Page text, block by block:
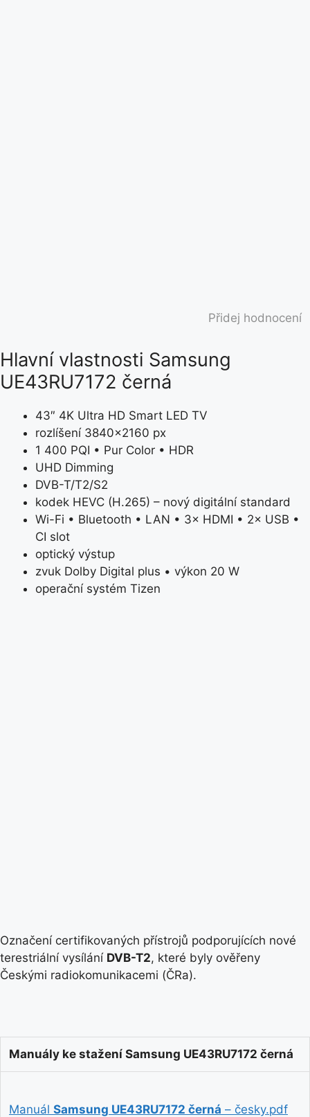
Přidej hodnocení
Hlavní vlastnosti Samsung
UE43RU7172 černá
43″ 4K Ultra HD Smart LED TV
rozlíšení 3840×2160 px
1 400 PQI • Pur Color • HDR
UHD Dimming
DVB-T/T2/S2
kodek HEVC (H.265) – nový digitální standard
Wi-Fi • Bluetooth • LAN • 3× HDMI • 2× USB •
CI slot
optický výstup
zvuk Dolby Digital plus • výkon 20 W
operační systém Tizen
Označení certifikovaných přístrojů podporujících nové
terestriální vysílání DVB-T2, které byly ověřeny
Českými radiokomunikacemi (ČRa).
Manuály ke stažení Samsung UE43RU7172 černá
Manuál Samsung UE43RU7172 černá – česky.pdf